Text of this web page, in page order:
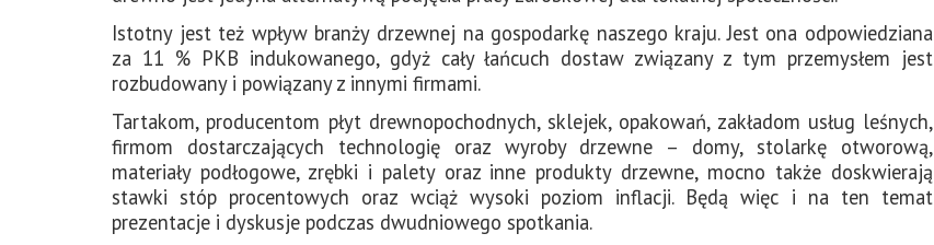
Istotny jest też wpływ branży drzewnej na gospodarkę naszego kraju. Jest ona odpowiedziana
za 11 % PKB indukowanego, gdyż cały łańcuch dostaw związany z tym przemysłem jest
rozbudowany i powiązany z innymi firmami.
Tartakom, producentom płyt drewnopochodnych, sklejek, opakowań, zakładom usług leśnych,
firmom dostarczających technologię oraz wyroby drzewne – domy, stolarkę otworową,
materiały podłogowe, zrębki i palety oraz inne produkty drzewne, mocno także doskwierają
stawki stóp procentowych oraz wciąż wysoki poziom inflacji. Będą więc i na ten temat
prezentacje i dyskusje podczas dwudniowego spotkania.